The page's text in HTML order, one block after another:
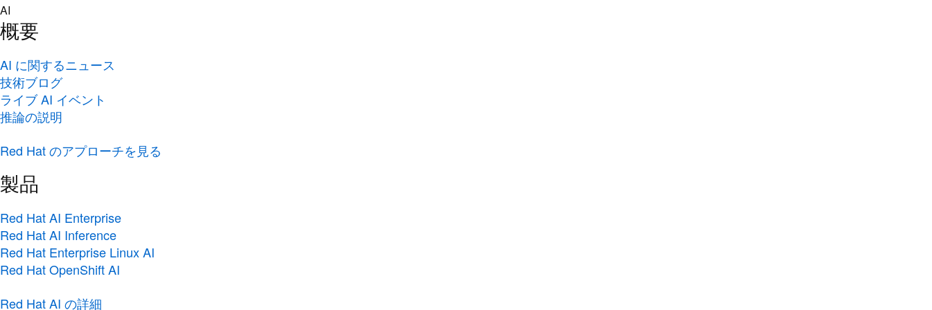
Skip
to
content
AI
概要
AI に関するニュース
技術ブログ
ライブ AI イベント
推論の説明
Red Hat のアプローチを見る
製品
Red Hat AI Enterprise
Red Hat AI Inference
Red Hat Enterprise Linux AI
Red Hat OpenShift AI
Red Hat AI の詳細